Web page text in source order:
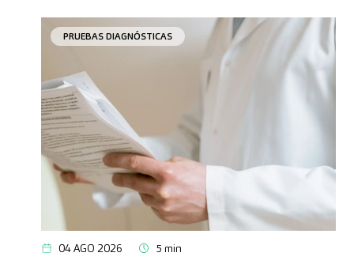
PRUEBAS DIAGNÓSTICAS
04 AGO 2026 5 min